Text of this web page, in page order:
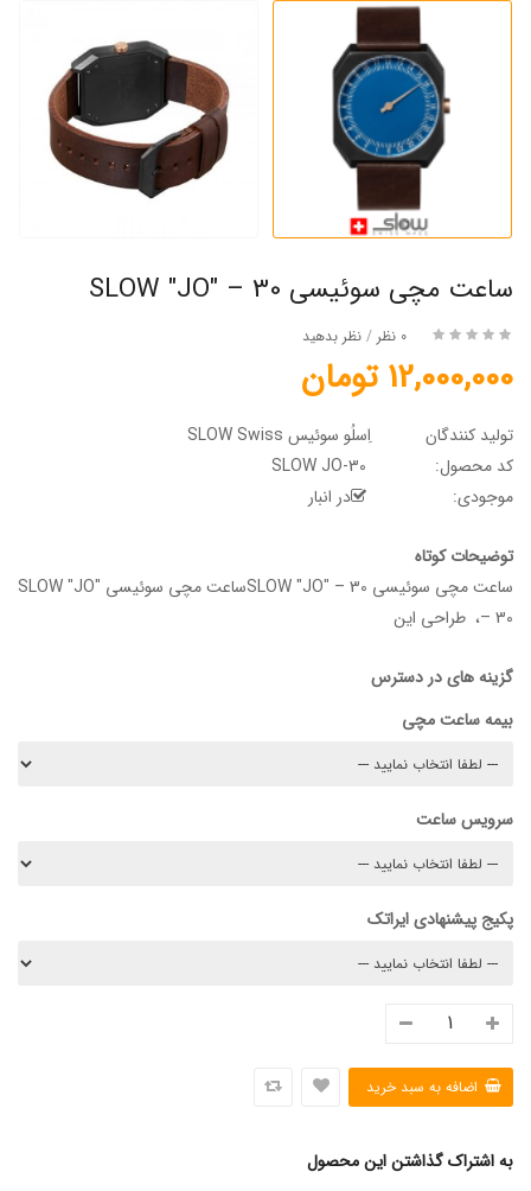
ساعت مچی سوئیسی SLOW "JO" – 30
0 نظر / نظر بدهید
12,000,000 تومان
تولید کنندگان
اِسلُو سوئیس SLOW Swiss
کد محصول:
موجودی:
در انبار
توضیحات کوتاه
ساعت مچی سوئیسی SLOW "JO" – 30ساعت مچی سوئیسی SLOW "JO"
– 30، طراحی این
گزینه های در دسترس
بیمه ساعت مچی
سرویس ساعت
پکیج پیشنهادی ایراتک
به اشتراک گذاشتن این محصول